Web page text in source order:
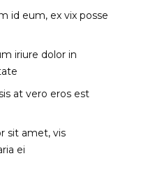
id eum, ex vix posse
iriure dolor in
at vero eros est
sit amet, vis
ei